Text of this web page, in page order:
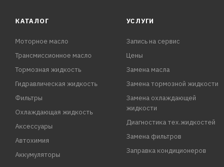
КАТАЛОГ
Моторное масло
Трансмиссионное масло
Тормозная жидкость
Гидравлическая жидкость
Фильтры
Охлаждающая жидкость
Аксессуары
Автохимия
Аккумуляторы
УСЛУГИ
Запись на сервис
Цены
Замена масла
Замена тормозной жидкости
Замена охлаждающей
жидкости
Диагностика тех.жидкостей
Замена фильтров
Заправка кондиционеров